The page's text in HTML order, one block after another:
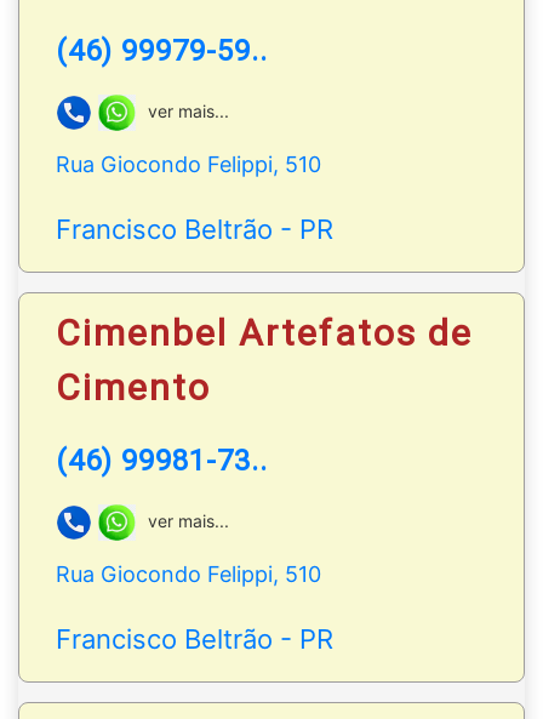
(46) 99979-59..
ver mais...
Rua Giocondo Felippi, 510
Francisco Beltrão - PR
Cimenbel Artefatos de
Cimento
(46) 99981-73..
ver mais...
Rua Giocondo Felippi, 510
Francisco Beltrão - PR